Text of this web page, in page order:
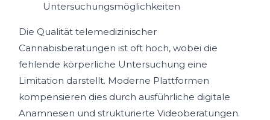
Untersuchungsmöglichkeiten
Die Qualität telemedizinischer
Cannabisberatungen ist oft hoch, wobei die
fehlende körperliche Untersuchung eine
Limitation darstellt. Moderne Plattformen
kompensieren dies durch ausführliche digitale
Anamnesen und strukturierte Videoberatungen.